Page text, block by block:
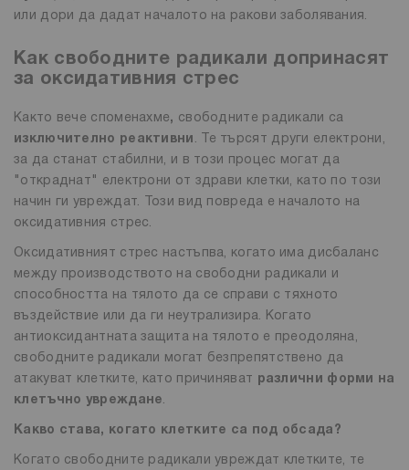
или дори да дадат началото на ракови заболявания.
Как свободните радикали допринасят
за оксидативния стрес
Както вече споменахме, свободните радикали са
изключително реактивни . Те търсят други електрони,
за да станат стабилни, и в този процес могат да
"откраднат" електрони от здрави клетки, като по този
начин ги увреждат. Този вид повреда е началото на
оксидативния стрес.
Оксидативният стрес настъпва, когато има дисбаланс
между производството на свободни радикали и
способността на тялото да се справи с тяхното
въздействие или да ги неутрализира. Когато
антиоксидантната защита на тялото е преодоляна,
свободните радикали могат безпрепятствено да
атакуват клетките, като причиняват различни форми на
клетъчно увреждане.
Какво става, когато клетките са под обсада?
Когато свободните радикали увреждат клетките, те